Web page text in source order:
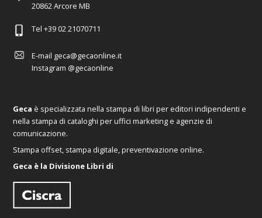
20862 Arcore MB
Tel +39 02 21070711
E-mail geca@gecaonline.it
Instagram @gecaonline
Geca è specializzata nella stampa di libri per editori indipendenti e
nella stampa di cataloghi per uffici marketing e agenzie di
comunicazione.
Stampa offset, stampa digitale, preventivazione online.
Geca è la Divisione Libri di